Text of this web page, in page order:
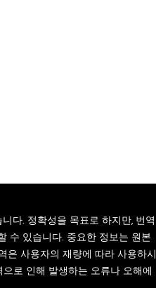
다. 정확성을 목표로 하지만, 번역
수 있습니다. 중요한 정보는 원본
은 사용자의 재량에 따라 사용하시
로 인해 발생하는 오류나 오해에